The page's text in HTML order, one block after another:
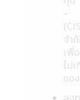
ให้บริษัท
สามาร
ของพนัก
17. บริ
พนักงา
ไม่รับผิ
กับข้อมูล
- ล
จำ
เพื่
ไม่
ขอ